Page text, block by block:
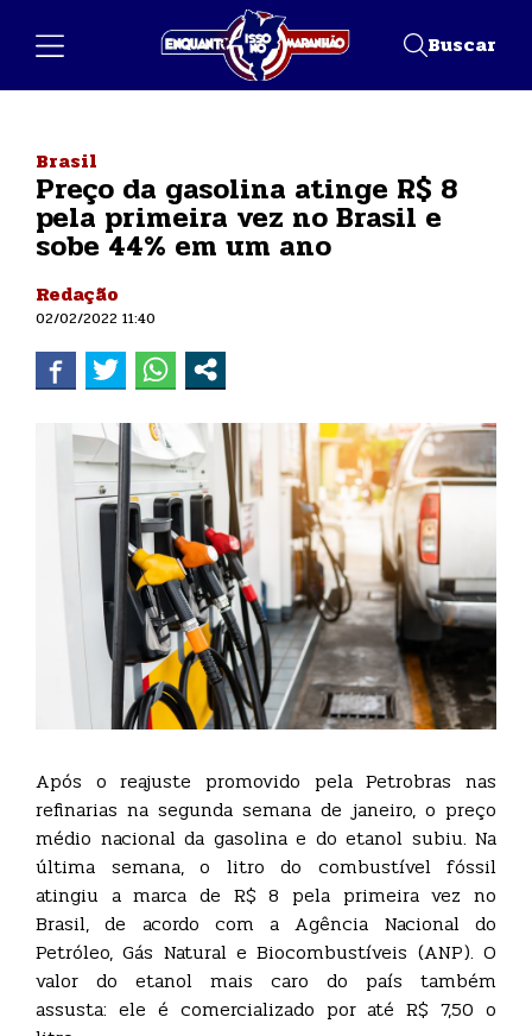
Buscar
Brasil
Preço da gasolina atinge R$ 8
pela primeira vez no Brasil e
sobe 44% em um ano
Redação
02/02/2022 11:40
Após o reajuste promovido pela Petrobras nas
refinarias na segunda semana de janeiro, o preço
médio nacional da gasolina e do etanol subiu. Na
última semana, o litro do combustível fóssil
atingiu a marca de R$ 8 pela primeira vez no
Brasil, de acordo com a Agência Nacional do
Petróleo, Gás Natural e Biocombustíveis (ANP). O
valor do etanol mais caro do país também
assusta: ele é comercializado por até R$ 7,50 o